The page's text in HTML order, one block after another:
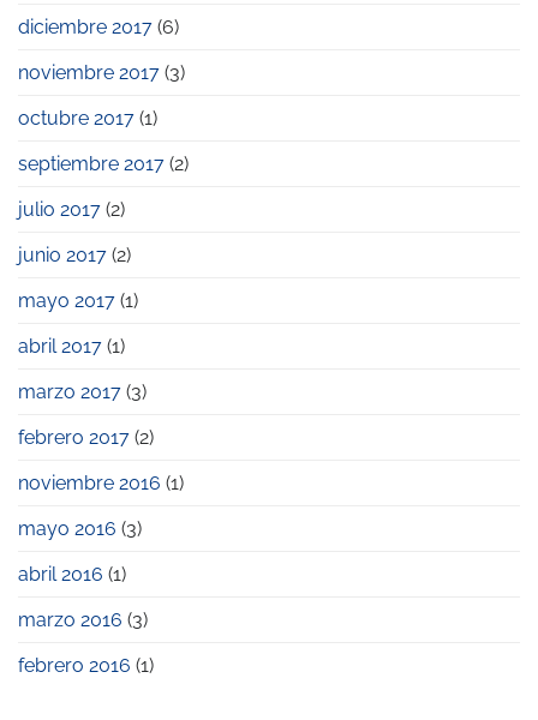
diciembre 2017 (6)
noviembre 2017 (3)
octubre 2017 (1)
septiembre 2017 (2)
julio 2017 (2)
junio 2017 (2)
mayo 2017 (1)
abril 2017 (1)
marzo 2017 (3)
febrero 2017 (2)
noviembre 2016 (1)
mayo 2016 (3)
abril 2016 (1)
marzo 2016 (3)
febrero 2016 (1)